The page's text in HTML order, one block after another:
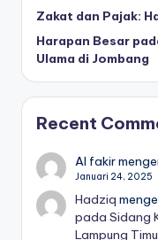
Zakat dan Pajak:
Harapan Besar
Ulama di Jombang
Recent
Al fakir
Januari 24, 2025
Hadziq
pada Sidang
Lampung